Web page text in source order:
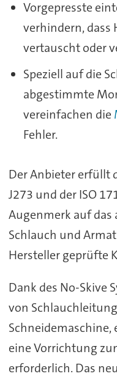
Vorgepresste
verhindern, dass
vertauscht oder
Speziell auf die
abgestimmte
vereinfachen die
Fehler.
Der Anbieter erfüllt
J273 und der ISO
Augenmerk auf das
Schlauch und
Hersteller geprüfte
Dank des No-Skive
von
Schneidemaschine,
eine Vorrichtung
erforderlich. Das